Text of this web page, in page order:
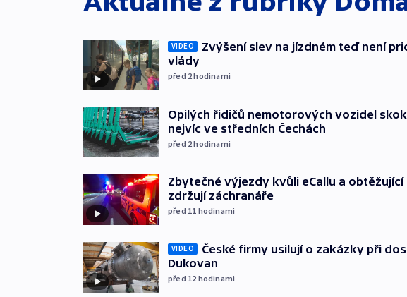
VIDEO
Zvýšení slev na jízdném teď není
vlády
před 2hodinami
Opilých řidičů nemotorových vozidel
nejvíc ve středních Čechách
před 2hodinami
Zbytečné výjezdy kvůli eCallu a
zdržují záchranáře
před 11 hodinami
VIDEO
České firmy usilují o zakázky při
Dukovan
před 12 hodinami